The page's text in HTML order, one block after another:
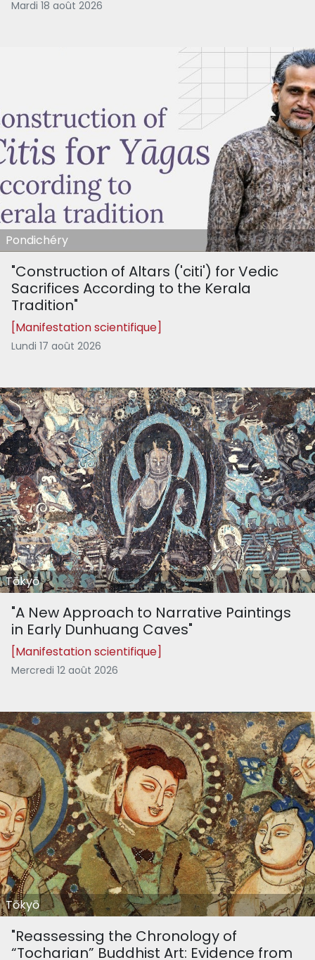
Mardi 18 août 2026
Pondichéry
"Construction of Altars ('citi') for Vedic
Sacrifices According to the Kerala
Tradition"
[Manifestation scientifique]
Lundi 17 août 2026
Tōkyō
"A New Approach to Narrative Paintings
in Early Dunhuang Caves"
[Manifestation scientifique]
Mercredi 12 août 2026
Tōkyō
"Reassessing the Chronology of
“Tocharian” Buddhist Art: Evidence from